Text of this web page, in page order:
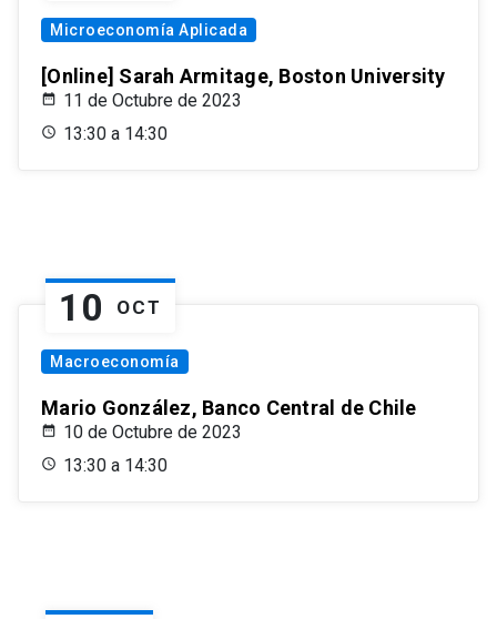
Microeconomía Aplicada
[Online] Sarah Armitage, Boston University
11 de Octubre de 2023
13:30 a 14:30
10 OCT
Macroeconomía
Mario González, Banco Central de Chile
10 de Octubre de 2023
13:30 a 14:30